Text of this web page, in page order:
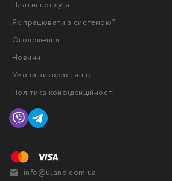
Платні послуги
Як працювати з системою?
Оголошення
Новини
Умови використання
Політика конфіденційності
info@uland.com.ua